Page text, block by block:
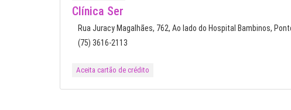
Clínica Ser
Rua Juracy Magalhães, 762, Ao lado do Hospital Bambinos,
(75) 3616-2113
Aceita cartão de crédito